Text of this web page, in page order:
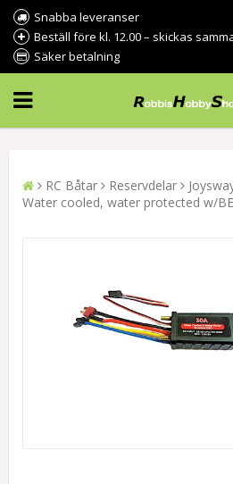
Snabba leveranser
Beställ före kl. 12.00 – skickas
Säker betalning
RC Båtar Reservdelar
Water cooled, water protected w/